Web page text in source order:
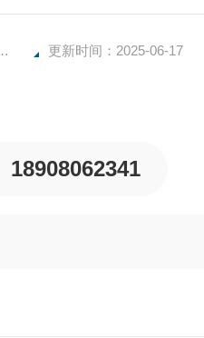
更新时间：2025-06-17
18908062341